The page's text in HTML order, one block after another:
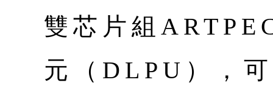
雙芯片組
元（DLPU），